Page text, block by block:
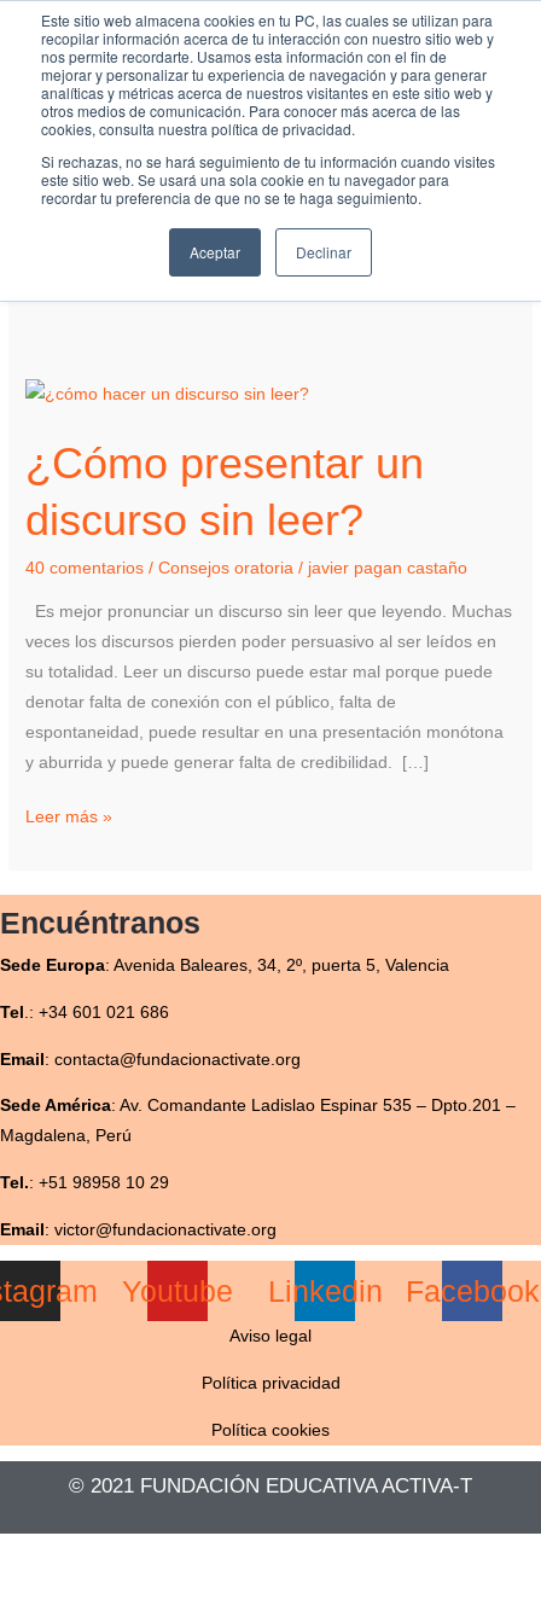
Este sitio web almacena cookies en tu PC, las cuales se utilizan para
recopilar información acerca de tu interacción con nuestro sitio web y
nos permite recordarte. Usamos esta información con el fin de
mejorar y personalizar tu experiencia de navegación y para generar
analíticas y métricas acerca de nuestros visitantes en este sitio web y
otros medios de comunicación. Para conocer más acerca de las
cookies, consulta nuestra política de privacidad.
Si rechazas, no se hará seguimiento de tu información cuando visites
este sitio web. Se usará una sola cookie en tu navegador para
recordar tu preferencia de que no se te haga seguimiento.
Aceptar Declinar
contenido
Fundación Actívate
16 de enero de 2023
¿Cómo presentar un
discurso sin leer?
40 comentarios /Consejos oratoria / javier pagan castaño
Es mejor pronunciar un discurso sin leer que leyendo. Muchas
veces los discursos pierden poder persuasivo al ser leídos en
su totalidad. Leer un discurso puede estar mal porque puede
denotar falta de conexión con el público, falta de
espontaneidad, puede resultar en una presentación monótona
y aburrida y puede generar falta de credibilidad. […]
¿Cómo
un
discurso
sin
Leer más »
Encuéntranos
Sede Europa: Avenida Baleares, 34, 2º, puerta 5, Valencia
Tel .: +34 601 021 686
Email: contacta@fundacionactivate.org
Sede América: Av. Comandante Ladislao Espinar 535 – Dpto.201 –
Magdalena, Perú
Tel.: +51 98958 10 29
Email: victor@fundacionactivate.org
Youtube Linkedin Facebook
Aviso legal
Política privacidad
Política cookies
© 2021 FUNDACIÓN EDUCATIVA ACTIVA-T​